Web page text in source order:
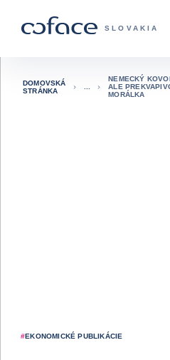
COFACE
SLOVAKIA
Späť na domovskú stránku
#EKONOMICKÉ PUBLIKÁCIE
DOMOVSKÁ
STRÁNKA
NEMECKÝ
ALE
MORÁLKA